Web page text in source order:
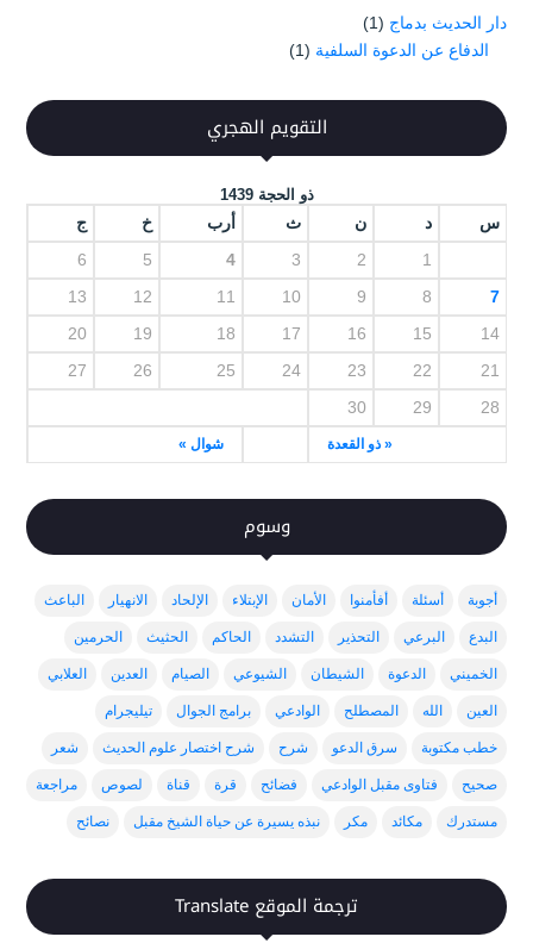
دار الحديث بدماج (1)
الدفاع عن الدعوة السلفية (1)
التقويم الهجري
ذو الحجة 1439
س د ن ث أرب خ ج
« ذو القعدة شوال »
1
2
3
4
5
6
7
8
9
10
11
12
13
14
15
16
17
18
19
20
21
22
23
24
25
26
27
28
29
30
وسوم
أجوبة أسئلة أفأمنوا الأمان الإبتلاء الإلحاد الانهيار الباعث
البدع البرعي التحذير التشدد الحاكم الحثيث الحرمين
الخميني الدعوة الشيطان الشيوعي الصيام العدين العلابي
العين الله المصطلح الوادعي برامج الجوال تيليجرام
خطب مكتوبة سرق الدعو شرح شرح اختصار علوم الحديث شعر
صحيح فتاوى مقبل الوادعي فضائح قرة قناة لصوص مراجعة
مستدرك مكائد مكر نبذه يسيرة عن حياة الشيخ مقبل نصائح
ترجمة الموقع Translate